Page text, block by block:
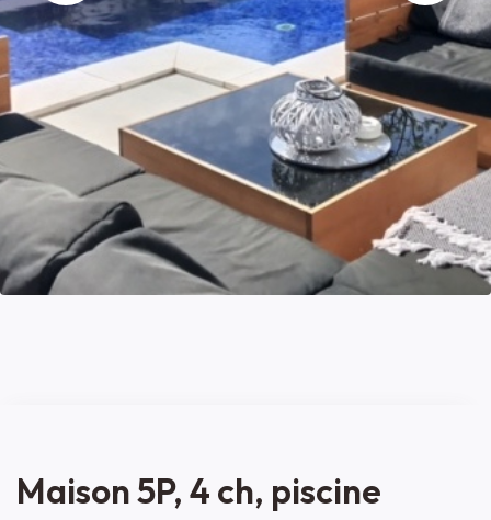
Maison 5P, 4 ch, piscine